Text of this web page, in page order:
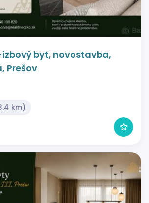
byt, novostavba,
Prešov
km)